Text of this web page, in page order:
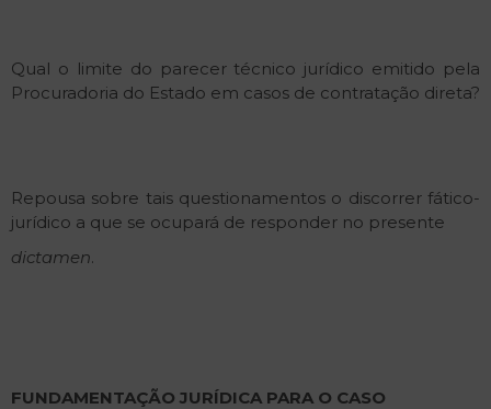
Qual o limite do parecer técnico jurídico emitido pela
Procuradoria do Estado em casos de contratação direta?
Repousa sobre tais questionamentos o discorrer fático-
jurídico a que se ocupará de responder no presente
dictamen.
FUNDAMENTAÇÃO JURÍDICA PARA O CASO